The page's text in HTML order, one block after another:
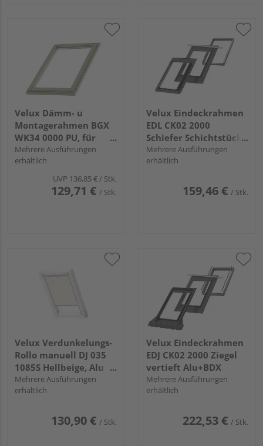
Velux Dämm- u
Montagerahmen BGX
WK34 0000 PU, für
harte Unterdächer
Mehrere Ausführungen
erhältlich
UVP 136,85 €/ Stk.
129,71 € / Stk.
Velux Eindeckrahmen
EDL CK02 2000
Schiefer Schichtstück
+ BDX Alu
Mehrere Ausführungen
erhältlich
159,46 € / Stk.
Velux Verdunkelungs-
Rollo manuell DJ 035
1085S Hellbeige, Alu
Schiene, Standard
Mehrere Ausführungen
erhältlich
130,90 € / Stk.
Velux Eindeckrahmen
EDJ CK02 2000 Ziegel
vertieft Alu+BDX
Mehrere Ausführungen
erhältlich
222,53 € / Stk.